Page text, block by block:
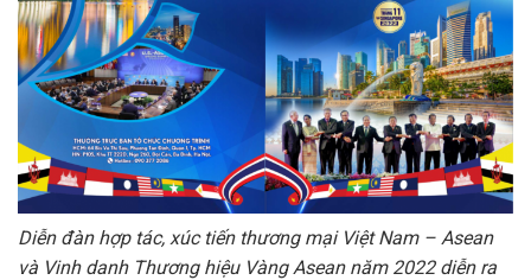
Diễn đàn hợp tác, xúc tiến thương mại Việt Nam – Asean
và Vinh danh Thương hiệu Vàng Asean năm 2022 diễn ra